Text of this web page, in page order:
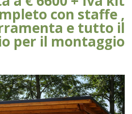
con staffe ,
e tutto il
per il montaggio